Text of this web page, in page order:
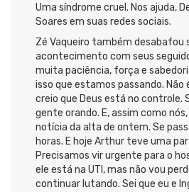
Uma síndrome cruel. Nos ajuda,
Soares em suas redes sociais.
Zé Vaqueiro também desabafou
acontecimento com seus
muita paciência, força e
isso que estamos passando. Não
creio que Deus está no controle.
gente orando. E, assim como
notícia da alta de ontem. Se
horas. E hoje Arthur teve uma
Precisamos vir urgente para o
ele está na UTI, mas não vou
continuar lutando. Sei que eu e